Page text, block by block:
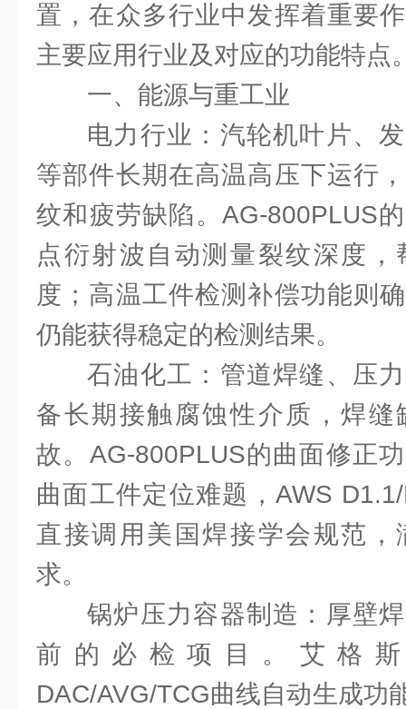
置，在众多行业中发挥着重要
主要应用行业及对应的功能特点
一、能源与重工业
电力行业：汽轮机叶片、
等部件长期在高温高压下运行
纹和疲劳缺陷。AG-800PLUS
点衍射波自动测量裂纹深度
度；高温工件检测补偿功能则
仍能获得稳定的检测结果。
石油化工：管道焊缝、压
备长期接触腐蚀性介质，焊
故。AG-800PLUS的曲面修正
曲面工件定位难题，AWS
直接调用美国焊接学会规范
求。
锅炉压力容器制造：厚壁
前的必检项目。艾格斯
DAC/AVG/TCG曲线自动生成功